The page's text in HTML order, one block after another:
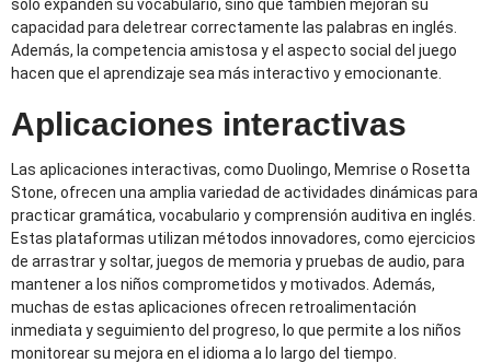
solo expanden su vocabulario, sino que también mejoran su
capacidad para deletrear correctamente las palabras en inglés.
Además, la competencia amistosa y el aspecto social del juego
hacen que el aprendizaje sea más interactivo y emocionante.
Aplicaciones interactivas
Las aplicaciones interactivas, como Duolingo, Memrise o Rosetta
Stone, ofrecen una amplia variedad de actividades dinámicas para
practicar gramática, vocabulario y comprensión auditiva en inglés.
Estas plataformas utilizan métodos innovadores, como ejercicios
de arrastrar y soltar, juegos de memoria y pruebas de audio, para
mantener a los niños comprometidos y motivados. Además,
muchas de estas aplicaciones ofrecen retroalimentación
inmediata y seguimiento del progreso, lo que permite a los niños
monitorear su mejora en el idioma a lo largo del tiempo.